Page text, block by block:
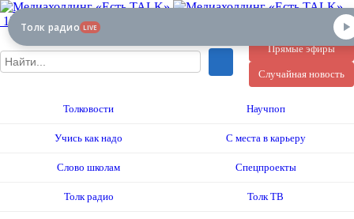
12+
Прямые эфиры
Случайная новость
Толковости Научпоп
Учись как надо С места в карьеру
Слово школам Спецпроекты
Толк радио Толк ТВ
Толк радио LIVE